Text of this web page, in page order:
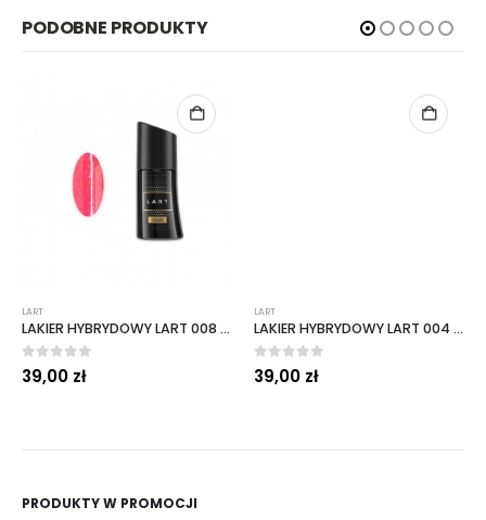
PODOBNE PRODUKTY
LART
LAKIER HYBRYDOWY LART 008 NEON FLAMES 8 ML
0out of 5
39,00 zł
LART
LAKIER HYBRYDOWY LART 004 COCONUT 8 ML
0out of 5
39,00 zł
PRODUKTY W PROMOCJI